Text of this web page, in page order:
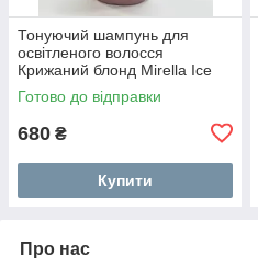
Тонуючий шампунь для
освітленого волосся
Крижаний блонд Mirella Ice
Your BLONDesty Shampoo
1000 мл
Готово до відправки
680 ₴
Купити
Про нас